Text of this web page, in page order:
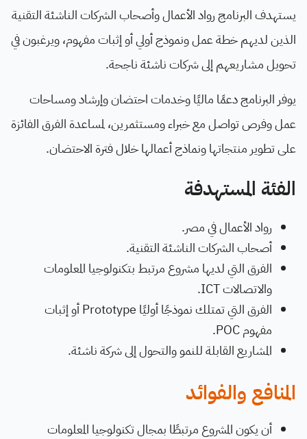
يستهدف البرنامج رواد الأعمال وأصحاب الشركات الناشئة التقنية
الذين لديهم خطة عمل ونموذج أولي أو إثبات مفهوم، ويرغبون في
تحويل مشاريعهم إلى شركات ناشئة ناجحة.
يوفر البرنامج دعمًا ماليًا وخدمات احتضان وإرشاد ومساحات
عمل وفرص تواصل مع خبراء ومستثمرين، لمساعدة الفرق الفائزة
على تطوير منتجاتها ونماذج أعمالها خلال فترة الاحتضان.
الفئة المستهدفة
رواد الأعمال في مصر.
أصحاب الشركات الناشئة التقنية.
الفرق التي لديها مشروع مرتبط بتكنولوجيا المعلومات
والاتصالات ICT.
الفرق التي تمتلك نموذجًا أوليًا Prototype أو إثبات
مفهوم POC.
المشاريع القابلة للنمو والتحول إلى شركة ناشئة.
المنافع والفوائد
أن يكون المشروع مرتبطًا بمجال تكنولوجيا المعلومات